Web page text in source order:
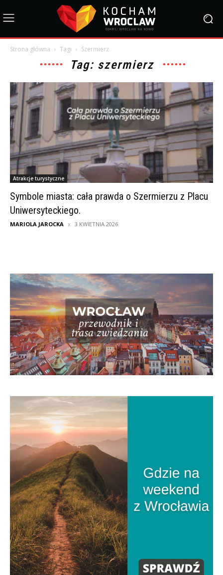
Strona główna Tagi Szermierz
Tag: szermierz
Atrakcje turystyczne
Symbole miasta: cała prawda o Szermierzu z Placu
Uniwersyteckiego.
MARIOLA JAROCKA 3 KWIETNIA 2026